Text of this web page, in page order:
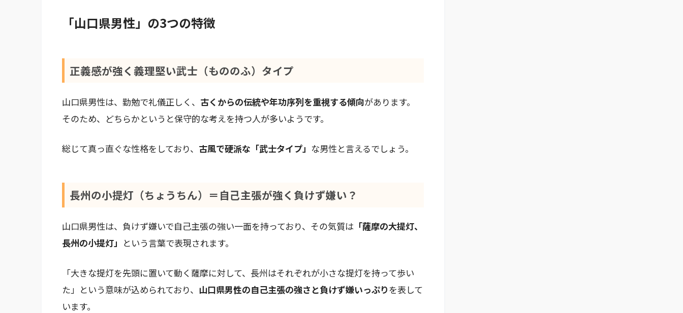
「山口県男性」の3つの特徴
正義感が強く義理堅い武士（もののふ）タイプ
山口県男性は、勤勉で礼儀正しく、 古くからの伝統や年功序列を重視する傾向があります。
そのため、どちらかというと保守的な考えを持つ人が多いようです。
総じて真っ直ぐな性格をしており、 古風で硬派な「武士タイプ」 な男性と言えるでしょう。
長州の小提灯（ちょうちん）＝自己主張が強く負けず嫌い？
山口県男性は、負けず嫌いで自己主張の強い一面を持っており、その気質は 「薩摩の大提灯、
長州の小提灯」 という言葉で表現されます。
「大きな提灯を先頭に置いて動く薩摩に対して、長州はそれぞれが小さな提灯を持って歩い
た」という意味が込められており、 山口県男性の自己主張の強さと負けず嫌いっぷりを表して
います。